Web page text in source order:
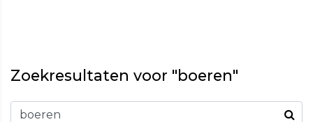
Zoekresultaten voor "boeren"